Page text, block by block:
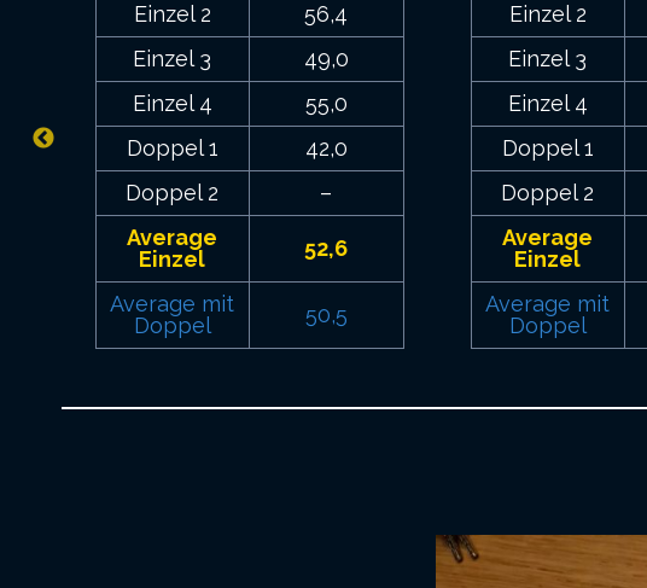
Einzel 2
56,4
Einzel 3
49,0
Einzel 4
55,0
Doppel 1
42,0
Doppel 2
–
Average
Einzel
52,6
Average mit
Doppel
50,5
Einzel 2
Einzel 3
Einzel 4
Doppel 1
Doppel 2
Average
Einzel
Average mit
Doppel